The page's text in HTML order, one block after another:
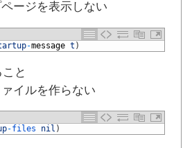
ージを表示しない
-message t )
と
イルを作らない
-files nil )